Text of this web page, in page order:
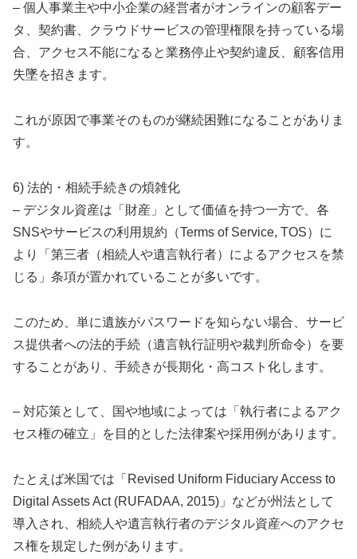
– 個人事業主や中小企業の経営者がオンラインの顧客デー
タ、契約書、クラウドサービスの管理権限を持っている場
合、アクセス不能になると業務停止や契約違反、顧客信用
失墜を招きます。
これが原因で事業そのものが継続困難になることがありま
す。
6) 法的・相続手続きの煩雑化
– デジタル資産は「財産」として価値を持つ一方で、各
SNSやサービスの利用規約（Terms of Service, TOS）に
より「第三者（相続人や遺言執行者）によるアクセスを禁
じる」条項が置かれていることが多いです。
このため、単に遺族がパスワードを知らない場合、サービ
ス提供者への法的手続（遺言執行証明や裁判所命令）を要
することがあり、手続きが長期化・高コスト化します。
– 対応策として、国や地域によっては「執行者によるアク
セス権の確立」を目的とした法律案や採用例があります。
たとえば米国では「Revised Uniform Fiduciary Access to
Digital Assets Act (RUFADAA, 2015)」などが州法として
導入され、相続人や遺言執行者のデジタル資産へのアクセ
ス権を規定した例があります。